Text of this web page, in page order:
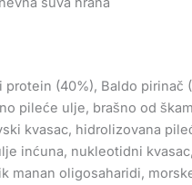
(40%), Baldo pirinač
pileće ulje, brašno od
kvasac, hidrolizovana
inćuna, nukleotidni
manan oligosaharidi,